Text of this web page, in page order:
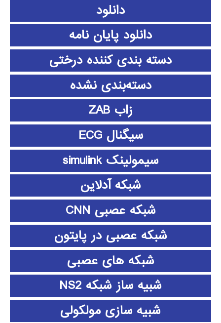
دانلود
دانلود پايان نامه
دسته بندی کننده درختی
دسته‌بندی نشده
زاب ZAB
سیگنال ECG
سیمولینک simulink
شبکه آدلاین
شبکه عصبی CNN
شبکه عصبی در پایتون
شبکه های عصبی
شبیه ساز شبکه NS2
شبیه سازی مولکولی